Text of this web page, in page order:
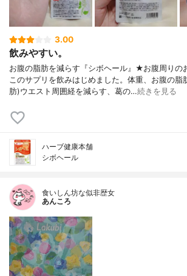
3.00
飲みやすい。
お腹の脂肪を減らす『シボヘール』★お腹周りの
このサプリを飲みはじめました。体重、お腹の脂
肪)ウエスト周囲経を減らす、葛の…続きを見る
ハーブ健康本舗
シボヘール
食いしん坊な似非歴女
あんころ